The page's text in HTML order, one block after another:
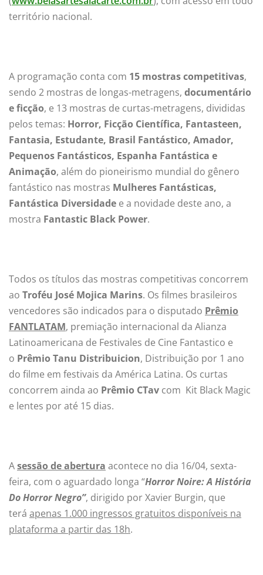
território nacional.
A programação conta com 15 mostras competitivas,
sendo 2 mostras de longas-metragens, documentário
e ficção, e 13 mostras de curtas-metragens, divididas
pelos temas: Horror, Ficção Científica, Fantasteen,
Fantasia, Estudante, Brasil Fantástico, Amador,
Pequenos Fantásticos, Espanha Fantástica e
Animação, além do pioneirismo mundial do gênero
fantástico nas mostras Mulheres Fantásticas,
Fantástica Diversidade e a novidade deste ano, a
mostra Fantastic Black Power.
Todos os títulos das mostras competitivas concorrem
ao Troféu José Mojica Marins. Os filmes brasileiros
vencedores são indicados para o disputado Prêmio
FANTLATAM, premiação internacional da Alianza
Latinoamericana de Festivales de Cine Fantastico e
o Prêmio Tanu Distribuicion, Distribuição por 1 ano
do filme em festivais da América Latina. Os curtas
concorrem ainda ao Prêmio CTav com Kit Black Magic
e lentes por até 15 dias.
Asessão de abertura acontece no dia 16/04, sexta-
feira, com o aguardado longa “Horror Noire: A História
Do Horror Negro”, dirigido por Xavier Burgin, que
terá apenas 1.000 ingressos gratuitos disponíveis na
plataforma a partir das 18h.